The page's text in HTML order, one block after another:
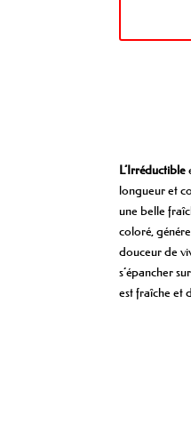
L’Irréductible
longueur et
une belle
coloré,
douceur de
s’épancher
est fraîche et